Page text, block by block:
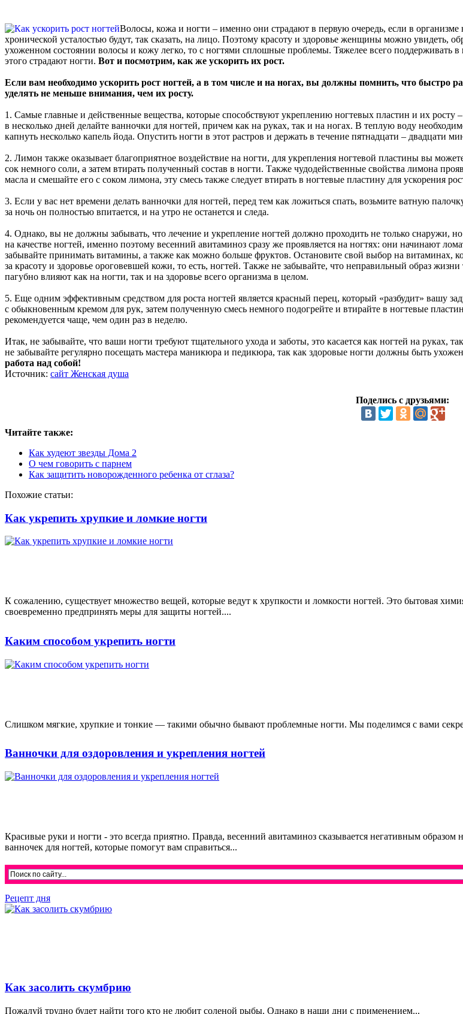
Волосы, кожа и ногти – именно они страдают в первую очередь, если в
хронической усталостью будут, так сказать, на лицо. Поэтому красоту и здоровье женщины можно увидеть,
ухоженном состоянии волосы и кожу легко, то с ногтями сплошные проблемы. Тяжелее всего поддерживать
этого страдают ногти. Вот и посмотрим, как же ускорить их рост.
Если вам необходимо ускорить рост ногтей, а в том числе и на ногах, вы должны помнить, что быстро
уделять не меньше внимания, чем их росту.
1. Самые главные и действенные вещества, которые способствуют укреплению ногтевых пластин и их
в несколько дней делайте ванночки для ногтей, причем как на руках, так и на ногах. В теплую воду
капнуть несколько капель йода. Опустить ногти в этот растров и держать в течение пятнадцати – двадцати
2. Лимон также оказывает благоприятное воздействие на ногти, для укрепления ногтевой пластины вы
сок немного соли, а затем втирать полученный состав в ногти. Также чудодейственные свойства лимона
масла и смешайте его с соком лимона, эту смесь также следует втирать в ногтевые пластину для ускорения
3. Если у вас нет времени делать ванночки для ногтей, перед тем как ложиться спать, возьмите ватную
за ночь он полностью впитается, и на утро не останется и следа.
4. Однако, вы не должны забывать, что лечение и укрепление ногтей должно проходить не только снаружи,
на качестве ногтей, именно поэтому весенний авитаминоз сразу же проявляется на ногтях: они начинают
забывайте принимать витамины, а также как можно больше фруктов. Остановите свой выбор на витаминах,
за красоту и здоровье ороговевшей кожи, то есть, ногтей. Также не забывайте, что неправильный образ
пагубно влияют как на ногти, так и на здоровье всего организма в целом.
5. Еще одним эффективным средством для роста ногтей является красный перец, который «разбудит» вашу
с обыкновенным кремом для рук, затем полученную смесь немного подогрейте и втирайте в ногтевые
рекомендуется чаще, чем один раз в неделю.
Итак, не забывайте, что ваши ногти требуют тщательного ухода и заботы, это касается как ногтей на
не забывайте регулярно посещать мастера маникюра и педикюра, так как здоровые ногти должны быть
работа над собой!
Источник: сайт Женская душа
Поделись с друзьями:
Читайте также:
Как худеют звезды Дома 2
О чем говорить с парнем
Как защитить новорожденного ребенка от сглаза?
Похожие статьи:
Как укрепить хрупкие и ломкие ногти
К сожалению, существует множество вещей, которые ведут к хрупкости и ломкости ногтей. Это бытовая
своевременно предпринять меры для защиты ногтей....
Каким способом укрепить ногти
Слишком мягкие, хрупкие и тонкие — такими обычно бывают проблемные ногти. Мы поделимся с вами
Ванночки для оздоровления и укрепления ногтей
Красивые руки и ногти - это всегда приятно. Правда, весенний авитаминоз сказывается негативным
ванночек для ногтей, которые помогут вам справиться...
Рецепт дня
Как засолить скумбрию
Пожалуй трудно будет найти того кто не любит соленой рыбы. Однако в наши дни с применением...